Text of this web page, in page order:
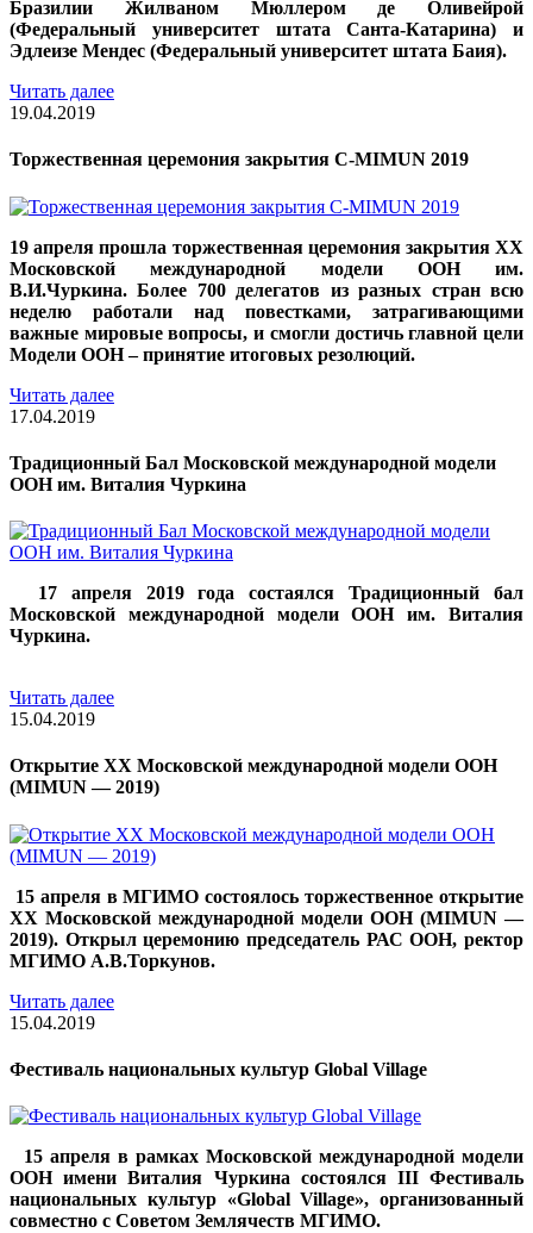
Бразилии Жилваном Мюллером де Оливейрой
(Федеральный университет штата Санта-Катарина) и
Эдлеизе Мендес (Федеральный университет штата Баия).
Читать далее
19.04.2019
Торжественная церемония закрытия C-MIMUN 2019
19 апреля прошла торжественная церемония закрытия XX
Московской международной модели ООН им.
В.И.Чуркина. Более 700 делегатов из разных стран всю
неделю работали над повестками, затрагивающими
важные мировые вопросы, и смогли достичь главной цели
Модели ООН – принятие итоговых резолюций.
Читать далее
17.04.2019
Традиционный Бал Московской международной модели
ООН им. Виталия Чуркина
17 апреля 2019 года состаялся Традиционный бал
Московской международной модели ООН им. Виталия
Чуркина.
Читать далее
15.04.2019
Открытие XX Московской международной модели ООН
(MIMUN — 2019)
15 апреля в МГИМО состоялось торжественное открытие
XX Московской международной модели ООН (MIMUN —
2019). Открыл церемонию председатель РАС ООН, ректор
МГИМО А.В.Торкунов.
Читать далее
15.04.2019
Фестиваль национальных культур Global Village
15 апреля в рамках Московской международной модели
ООН имени Виталия Чуркина состоялся III Фестиваль
национальных культур «Global Village», организованный
совместно с Советом Землячеств МГИМО.